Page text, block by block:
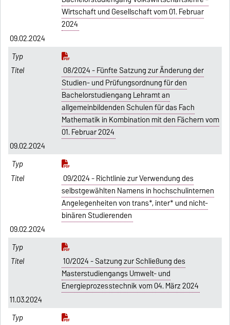
Wirtschaft und Gesellschaft vom 01. Februar
2024
09.02.2024
08/2024 - Fünfte Satzung zur Änderung der
Studien- und Prüfungsordnung für den
Bachelorstudiengang Lehramt an
allgemeinbildenden Schulen für das Fach
Mathematik in Kombination mit den Fächern vom
01. Februar 2024
09.02.2024
09/2024 - Richtlinie zur Verwendung des
selbstgewählten Namens in hochschulinternen
Angelegenheiten von trans*, inter* und nicht-
binären Studierenden
09.02.2024
10/2024 - Satzung zur Schließung des
Masterstudiengangs Umwelt- und
Energieprozesstechnik vom 04. März 2024
11.03.2024